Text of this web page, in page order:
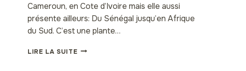
Cameroun, en Cote d’Ivoire mais elle aussi
présente ailleurs: Du Sénégal jusqu’en Afrique
du Sud. C’est une plante…
LIRE LA SUITEWALTHERIA